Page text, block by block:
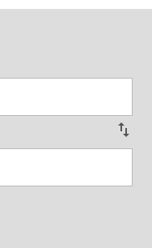
swap_vert